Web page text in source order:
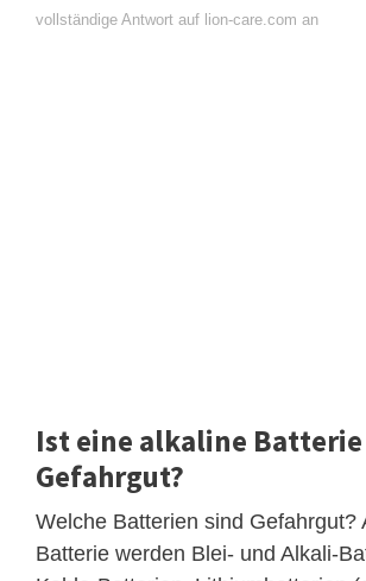
vollständige Antwort auf lion-care.com an
Ist eine alkaline Batterie
Gefahrgut?
Welche Batterien sind Gefahrgut?
Batterie werden Blei- und Alkali-